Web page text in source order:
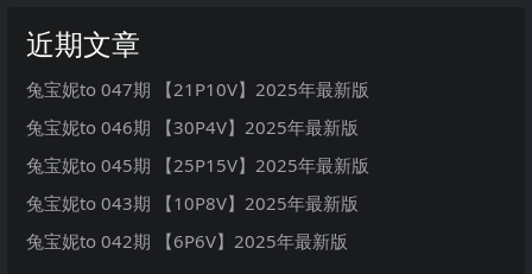
近期文章
兔宝妮to 047期 【21P10V】2025年最新版
兔宝妮to 046期 【30P4V】2025年最新版
兔宝妮to 045期 【25P15V】2025年最新版
兔宝妮to 043期 【10P8V】2025年最新版
兔宝妮to 042期 【6P6V】2025年最新版